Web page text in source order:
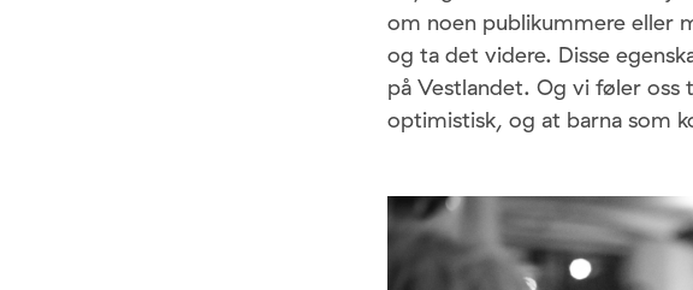
om noen publikummere eller
og ta det videre. Disse
på Vestlandet. Og vi føler
optimistisk, og at barna som